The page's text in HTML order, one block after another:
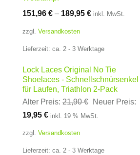
151,96 € – 189,95 € inkl. MwSt.
zzgl. Versandkosten
Lieferzeit: ca. 2 - 3 Werktage
Lock Laces Original No Tie
Shoelaces - Schnellschnürsenkel
für Laufen, Triathlon 2-Pack
Alter Preis: 21,90€ Ursprünglicher
Preis
Neuer Preis:
19,95 €Aktueller
ist:
inkl. 19 % MwSt.
zzgl. Versandkosten
Lieferzeit: ca. 2 - 3 Werktage